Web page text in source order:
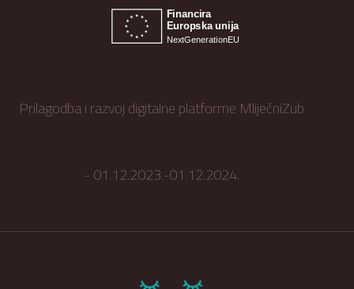
Prilagodba i razvoj digitalne platforme MliječniZub
- 01.12.2023.-01.12.2024.